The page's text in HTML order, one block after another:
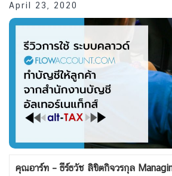
April 23, 2020
คุณอาร์ท – ธีร์ธวัช ลิขิตกิจวรกุล